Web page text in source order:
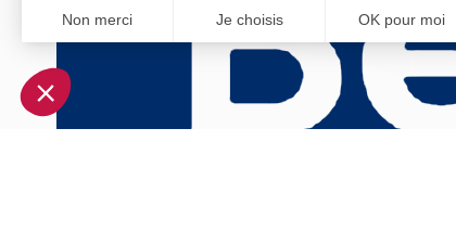
Non merci Je choisis OK pour moi
Plateforme de Gestion du Consentement :
Notre plateforme vous permet d'adapter et de gérer